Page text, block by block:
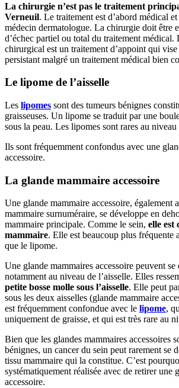
La chirurgie n’est pas le traitement
Verneuil. Le traitement est d’abord médical
médecin dermatologue. La chirurgie doit être
d’échec partiel ou total du traitement médical.
chirurgical est un traitement d’appoint qui
persistant malgré un traitement médical bien
Le lipome de l’aisselle
Les lipomes sont des tumeurs bénignes
graisseuses. Un lipome se traduit par une
sous la peau. Les lipomes sont rares au niveau
Ils sont fréquemment confondus avec une
accessoire.
La glande mammaire accessoire
Une glande mammaire accessoire, également
mammaire surnuméraire, se développe en
mammaire principale. Comme le sein, elle est
mammaire. Elle est beaucoup plus fréquente
que le lipome.
Une glande mammaires accessoire peuvent se
notamment au niveau de l’aisselle. Elles
petite bosse molle sous l’aisselle. Elle peut
sous les deux aisselles (glande mammaire
est fréquemment confondue avec le lipome,
uniquement de graisse, et qui est très rare au
Bien que les glandes mammaires accessoires
bénignes, un cancer du sein peut rarement se
tissu mammaire qui la constitue. C’est
systématiquement réalisée avec de retirer une
accessoire.